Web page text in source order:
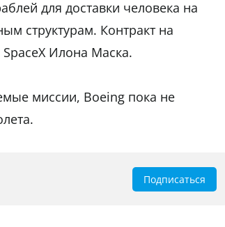
для доставки человека на
структурам. Контракт на
Илона Маска.
миссии, Boeing пока не
Подписаться